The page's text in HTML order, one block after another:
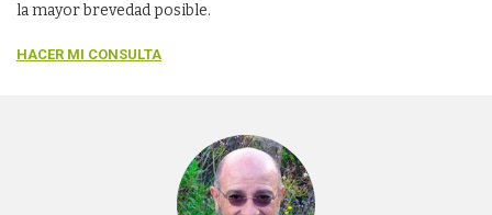
la mayor brevedad posible.
HACER MI CONSULTA